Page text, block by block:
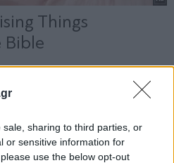
sharing to third parties, or
or sensitive information for
use the below opt-out